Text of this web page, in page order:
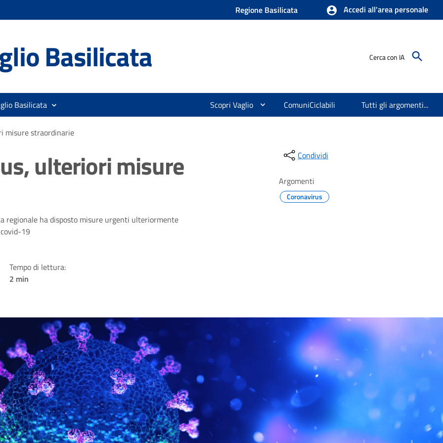
Regione Basilicata Accedi all'area personale
Basilicata Cerca con IA
Basilicata Scopri Vaglio ComuniCiclabili Tutti gli argomenti...
misure straordinarie
ulteriori misure
regionale ha disposto misure urgenti ulteriormente
19
Tempo di lettura:
2 min
Condividi
Argomenti
Coronavirus